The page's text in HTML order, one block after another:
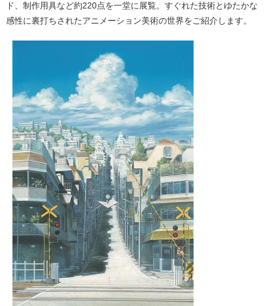
ド、制作用具など約220点を一堂に展覧。すぐれた技術とゆたかな
感性に裏打ちされたアニメーション美術の世界をご紹介します。